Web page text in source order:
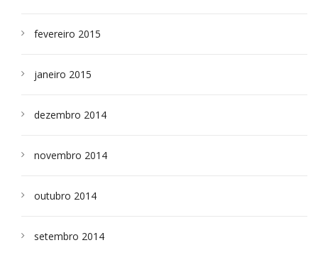
fevereiro 2015
janeiro 2015
dezembro 2014
novembro 2014
outubro 2014
setembro 2014